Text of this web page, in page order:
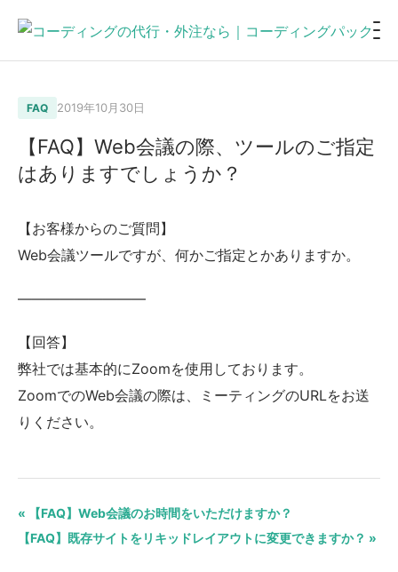
FAQ 2019年10月30日
【FAQ】Web会議の際、ツールのご指定
はありますでしょうか？
【お客様からのご質問】
Web会議ツールですが、何かご指定とかありますか。
—————————
【回答】
弊社では基本的にZoomを使用しております。
ZoomでのWeb会議の際は、ミーティングのURLをお送
りください。
« 【FAQ】Web会議のお時間をいただけますか？
【FAQ】既存サイトをリキッドレイアウトに変更できますか？ »